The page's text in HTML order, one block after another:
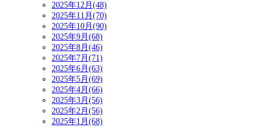
2025年12月(48)
2025年11月(70)
2025年10月(90)
2025年9月(68)
2025年8月(46)
2025年7月(71)
2025年6月(63)
2025年5月(69)
2025年4月(66)
2025年3月(56)
2025年2月(56)
2025年1月(68)